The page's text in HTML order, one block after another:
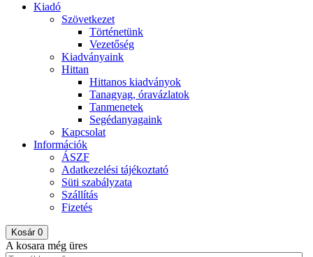
Kiadó
Szövetkezet
Történetünk
Vezetőség
Kiadványaink
Hittan
Hittanos kiadványok
Tanagyag, óravázlatok
Tanmenetek
Segédanyagaink
Kapcsolat
Információk
ÁSZF
Adatkezelési tájékoztató
Süti szabályzata
Szállítás
Fizetés
Kosár 0
A kosara még üres